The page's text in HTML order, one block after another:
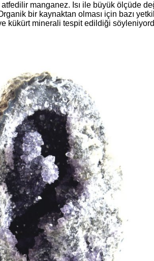
atfedilir manganez. Isı ile büyük ölçüde
bir kaynaktan olması için bazı
kükürt minerali tespit edildiği